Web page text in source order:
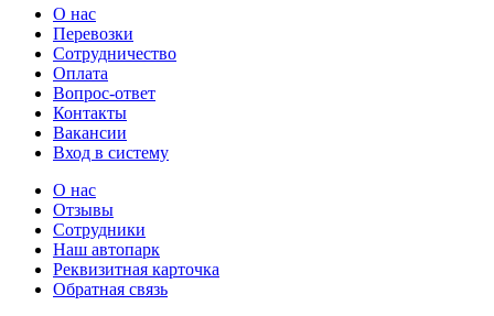
О нас
Перевозки
Сотрудничество
Оплата
Вопрос-ответ
Контакты
Вакансии
Вход в систему
О нас
Отзывы
Сотрудники
Наш автопарк
Реквизитная карточка
Обратная связь